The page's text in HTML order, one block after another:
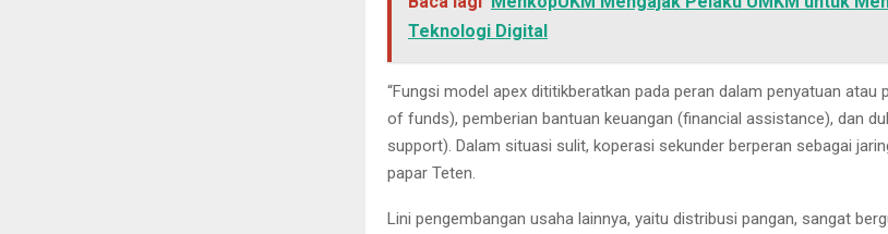
Teknologi Digital
“Fungsi model apex dititikberatkan pada peran dalam penyatuan atau
of funds), pemberian bantuan keuangan (financial assistance), dan
support). Dalam situasi sulit, koperasi sekunder berperan sebagai
papar Teten.
Lini pengembangan usaha lainnya, yaitu distribusi pangan, sangat